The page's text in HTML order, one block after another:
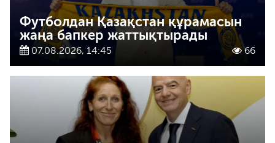
Футболдан Қазақстан құрамасын
жаңа бапкер жаттықтырады
07.08.2026, 14:45 66